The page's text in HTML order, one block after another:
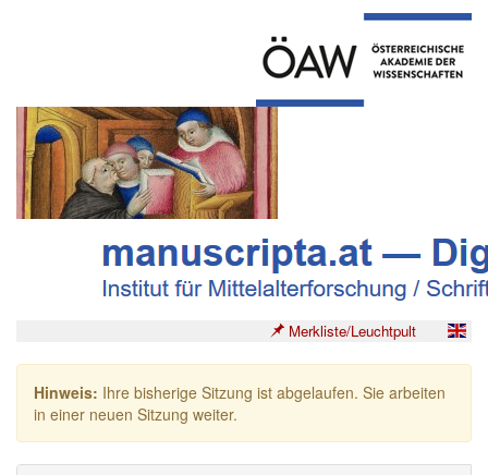
Merkliste/Leuchtpult
Hinweis: Ihre bisherige Sitzung ist abgelaufen. Sie arbeiten
in einer neuen Sitzung weiter.